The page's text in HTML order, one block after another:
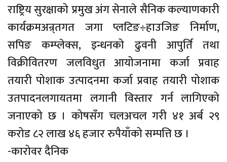
राष्ट्रिय सुरक्षाको प्रमुख अंग सेनाले सैनिक कल्याणकारी
कार्यक्रमअन्र्तगत जगा प्लटिङ÷हाउजिङ निर्माण,
सपिङ कम्प्लेक्स, इन्धनको ढुवनी आपुर्ति तथा
विक्रीवितरण जलविधुत आयोजनामा कर्जा प्रवाह
तयारी पोशाक उत्पादनमा कर्जा प्रवाह तयारी पोशाक
उतपादनलगायतमा लगानी विस्तार गर्न लागिएको
जनाएको छ । कोषसँग चलअचल गरी ४१ अर्ब २९
करोड ८२ लाख ४६ हजार रुपैयाँको सम्पत्ति छ ।
-कारोवर दैनिक